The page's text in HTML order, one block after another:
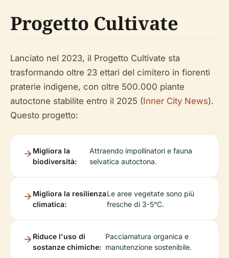
Progetto Cultivate
Lanciato nel 2023, il Progetto Cultivate sta
trasformando oltre 23 ettari del cimitero in fiorenti
praterie indigene, con oltre 500.000 piante
autoctone stabilite entro il 2025 (Inner City News).
Questo progetto:
Migliora la
biodiversità:
Attraendo impollinatori e fauna
selvatica autoctona.
Migliora la resilienza
climatica:
Le aree vegetate sono più
fresche di 3-5°C.
Riduce l'uso di
sostanze chimiche:
Pacciamatura organica e
manutenzione sostenibile.